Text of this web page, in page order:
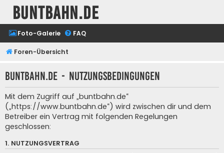
buntbahn.de
Foto-Galerie FAQ
Foren-Übersicht
buntbahn.de - Nutzungsbedingungen
Mit dem Zugriff auf „buntbahn.de“
(„https://www.buntbahn.de“) wird zwischen dir und dem
Betreiber ein Vertrag mit folgenden Regelungen
geschlossen:
1. NUTZUNGSVERTRAG